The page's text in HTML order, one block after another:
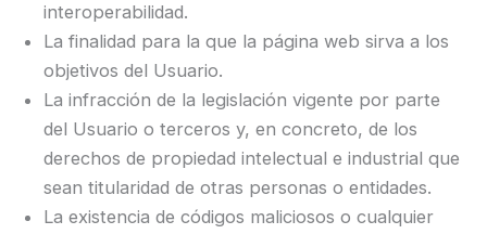
interoperabilidad.
La finalidad para la que la página web sirva a los
objetivos del Usuario.
La infracción de la legislación vigente por parte
del Usuario o terceros y, en concreto, de los
derechos de propiedad intelectual e industrial que
sean titularidad de otras personas o entidades.
La existencia de códigos maliciosos o cualquier